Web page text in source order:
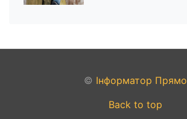
© Інформатор Прямо
Back to top